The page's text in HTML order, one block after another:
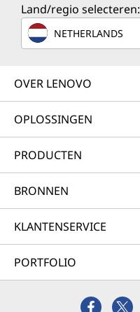
Land/regio selecteren:
NETHERLANDS
OVER LENOVO
OPLOSSINGEN
PRODUCTEN
BRONNEN
KLANTENSERVICE
PORTFOLIO